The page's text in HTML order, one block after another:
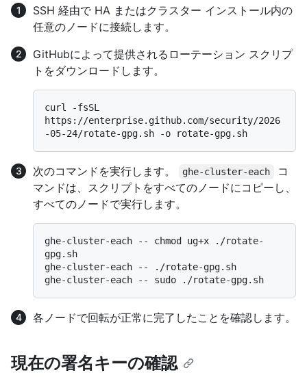
SSH 経由で HA またはクラスター インストール内の
任意のノードに接続します。
GitHubによって提供されるローテーション スクリプ
トをダウンロードします。
curl -fsSL
https://enterprise.github.com/security/2026
次のコマンドを実行します。 ghe-cluster-each
コ
マンドは、スクリプトをすべてのノードにコピーし、
すべてのノードで実行します。
ghe-cluster-each -- chmod ug+x ./rotate-
gpg.sh
ghe-cluster-each -- ./rotate-gpg.sh
各ノードで回転が正常に完了したことを確認します。
現在の署名キーの確認